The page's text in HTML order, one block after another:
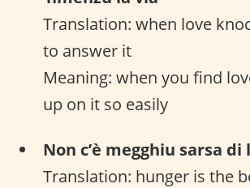
Translation: when love
to answer it
Meaning: when you find
up on it so easily
Non c’è megghiu sarsa
Translation: hunger is the